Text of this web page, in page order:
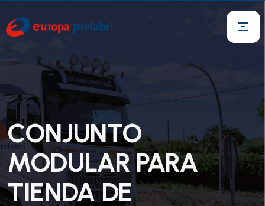
CONJUNTO
MODULAR PARA
TIENDA DE